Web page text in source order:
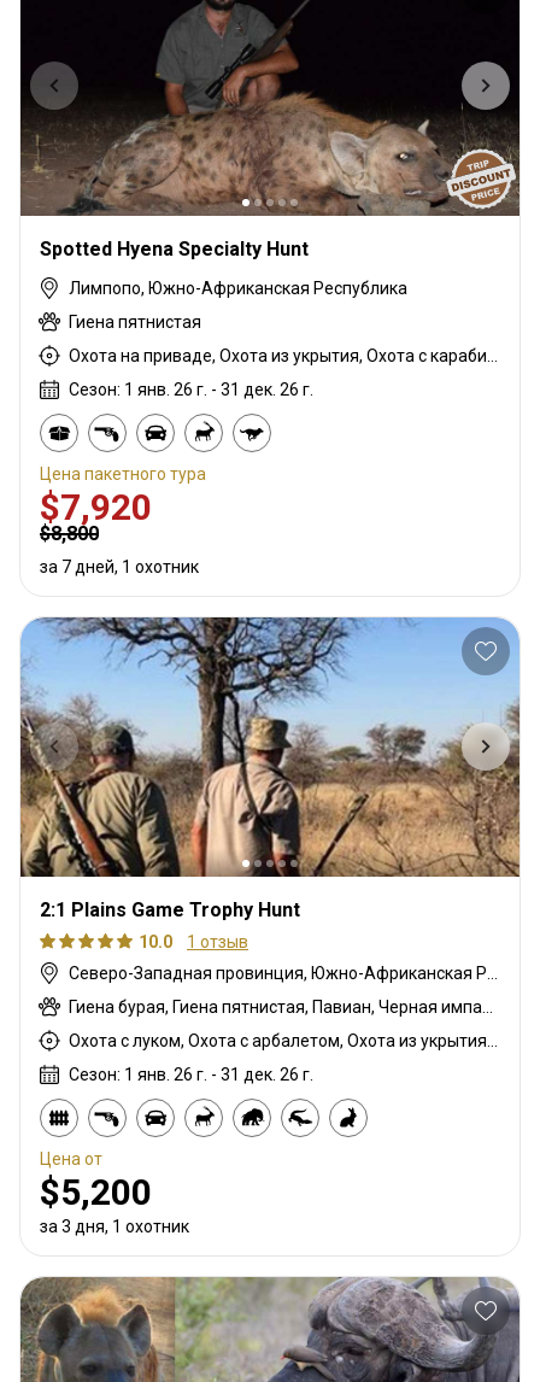
Spotted Hyena Specialty Hunt
Лимпопо, Южно-Африканская Республика
Гиена пятнистая
Сезон: 1 янв. 26 г. - 31 дек. 26 г.
Цена пакетного тура
$7,920
$8,800
за 7 дней, 1 охотник
2:1 Plains Game Trophy Hunt
10.0
1 отзыв
Сезон: 1 янв. 26 г. - 31 дек. 26 г.
Цена от
$5,200
за 3 дня, 1 охотник